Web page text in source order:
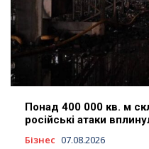
Понад 400 000 кв. м
російські атаки
Бізнес 07.08.2026